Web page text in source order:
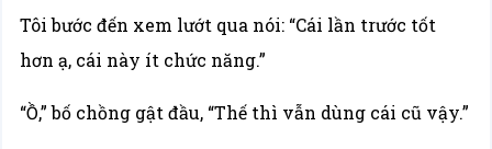
Tôi bước đến xem lướt qua nói: “Cái lần trước tốt
hơn ạ, cái này ít chức năng.”
“Ồ,” bố chồng gật đầu, “Thế thì vẫn dùng cái cũ vậy.”